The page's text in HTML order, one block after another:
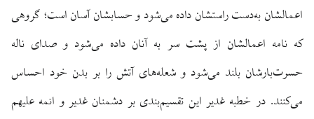
اعمالشان به‌دست راستشان داده می‌شود و حسابشان آسان است؛ گروهی
که نامه اعمالشان از پشت سر به آنان داده می‌شود و صدای ناله
حسرت‌بارشان بلند می‌شود و شعله‌های آتش را بر بدن خود احساس
می‌کنند. در خطبه غدیر این تقسیم‌بندی بر دشمنان غدیر و ائمه علیهم